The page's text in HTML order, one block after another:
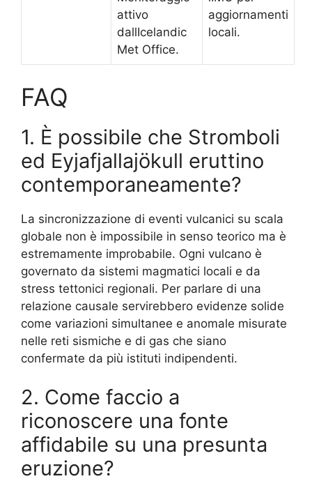
attivo
dallIcelandic
Met Office.
aggiornamenti
locali.
FAQ
1. È possibile che Stromboli
ed Eyjafjallajökull eruttino
contemporaneamente?
La sincronizzazione di eventi vulcanici su scala
globale non è impossibile in senso teorico ma è
estremamente improbabile. Ogni vulcano è
governato da sistemi magmatici locali e da
stress tettonici regionali. Per parlare di una
relazione causale servirebbero evidenze solide
come variazioni simultanee e anomale misurate
nelle reti sismiche e di gas che siano
confermate da più istituti indipendenti.
2. Come faccio a
riconoscere una fonte
affidabile su una presunta
eruzione?